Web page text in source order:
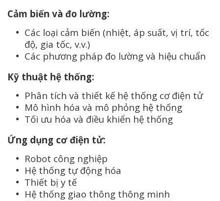
Cảm biến và đo lường:
Các loại cảm biến (nhiệt, áp suất, vị trí, tốc
độ, gia tốc, v.v.)
Các phương pháp đo lường và hiệu chuẩn
Kỹ thuật hệ thống:
Phân tích và thiết kế hệ thống cơ điện tử
Mô hình hóa và mô phỏng hệ thống
Tối ưu hóa và điều khiển hệ thống
Ứng dụng cơ điện tử:
Robot công nghiệp
Hệ thống tự động hóa
Thiết bị y tế
Hệ thống giao thông thông minh